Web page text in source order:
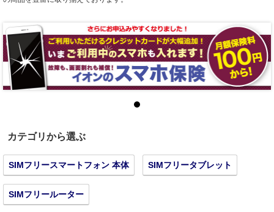
カテゴリから選ぶ
SIMフリースマートフォン 本体 SIMフリータブレット
SIMフリールーター